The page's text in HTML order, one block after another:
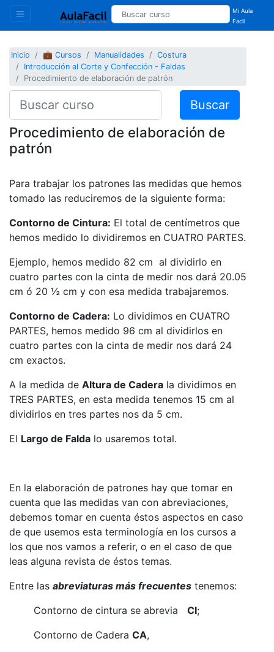
Mi Aula
Facil
Inicio 💼 Cursos Manualidades
Costura
Introducción al Corte y Confección - Faldas
Procedimiento de elaboración de patrón
Buscar
Procedimiento de elaboración de
patrón
Para trabajar los patrones las medidas que hemos
tomado las reduciremos de la siguiente forma:
Contorno de Cintura: El total de centímetros que
hemos medido lo dividiremos en CUATRO PARTES.
Ejemplo, hemos medido 82 cm al dividirlo en
cuatro partes con la cinta de medir nos dará 20.05
cm ó 20 ½ cm y con esa medida trabajaremos.
Contorno de Cadera: Lo dividimos en CUATRO
PARTES, hemos medido 96 cm al dividirlos en
cuatro partes con la cinta de medir nos dará 24
cm exactos.
A la medida de Altura de Cadera la dividimos en
TRES PARTES, en esta medida tenemos 15 cm al
dividirlos en tres partes nos da 5 cm.
El Largo de Falda lo usaremos total.
En la elaboración de patrones hay que tomar en
cuenta que las medidas van con abreviaciones,
debemos tomar en cuenta éstos aspectos en caso
de que usemos esta terminología en los cursos a
los que nos vamos a referir, o en el caso de que
leas alguna revista de éstos temas.
Entre las abreviaturas más frecuentes tenemos:
Contorno de cintura se abrevia CI;
Contorno de Cadera CA,